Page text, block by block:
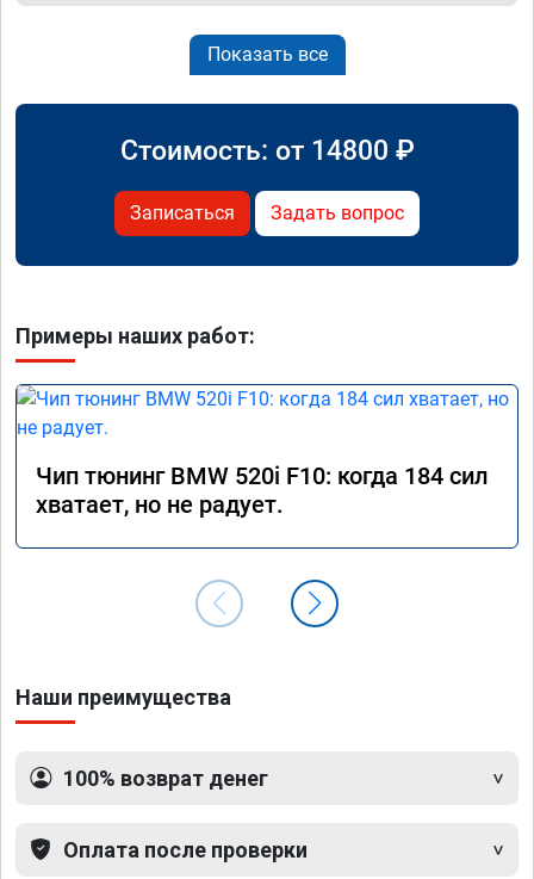
Показать все
Стоимость: от 14800 ₽
Записаться Задать вопрос
Примеры наших работ:
Чип тюнинг BMW 520i F10: когда 184 сил
хватает, но не радует.
Наши преимущества
100% возврат денег
Оплата после проверки